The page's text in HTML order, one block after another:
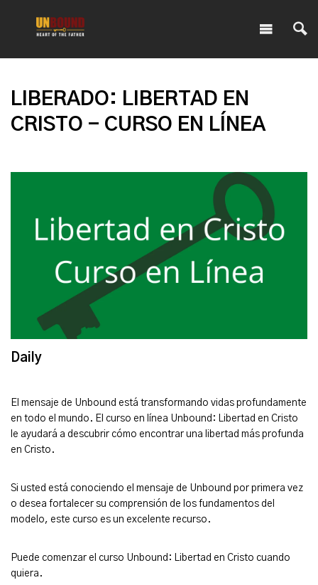
LIBERADO: LIBERTAD EN
CRISTO - CURSO EN LÍNEA
Daily
El mensaje de Unbound está transformando vidas profundamente
en todo el mundo. El curso en línea Unbound: Libertad en Cristo
le ayudará a descubrir cómo encontrar una libertad más profunda
en Cristo.
Si usted está conociendo el mensaje de Unbound por primera vez
o desea fortalecer su comprensión de los fundamentos del
modelo, este curso es un excelente recurso.
Puede comenzar el curso Unbound: Libertad en Cristo cuando
quiera.